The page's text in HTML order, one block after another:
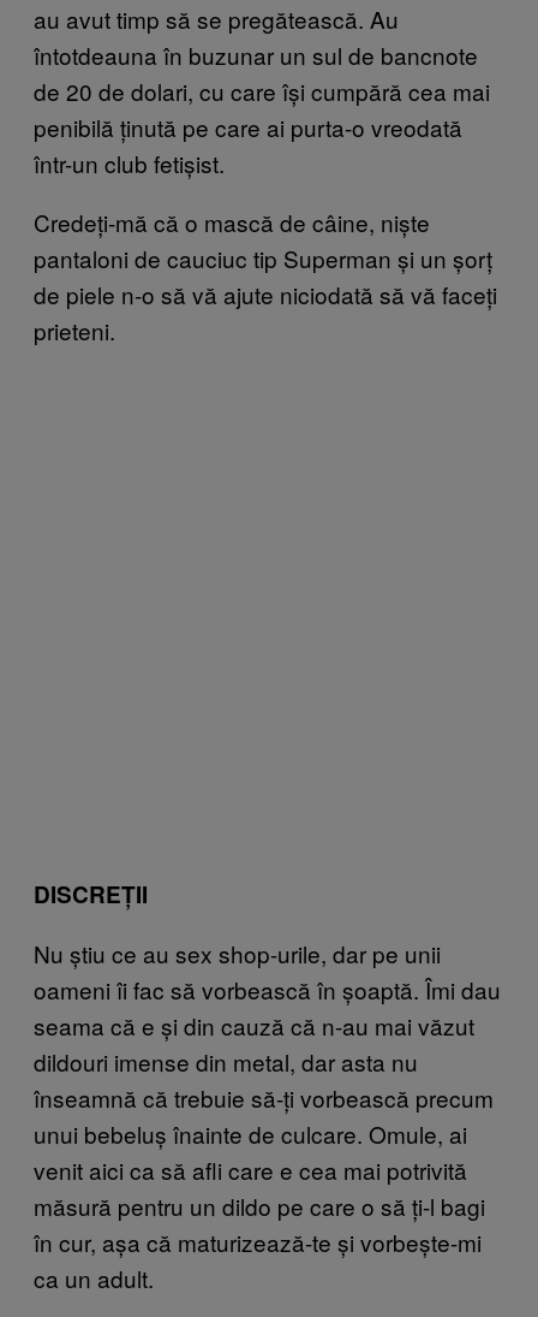
au avut timp să se pregătească. Au
întotdeauna în buzunar un sul de bancnote
de 20 de dolari, cu care își cumpără cea mai
penibilă ținută pe care ai purta-o vreodată
într-un club fetișist.
Credeți-mă că o mască de câine, niște
pantaloni de cauciuc tip Superman și un șorț
de piele n-o să vă ajute niciodată să vă faceți
prieteni.
DISCREȚII
Nu știu ce au sex shop-urile, dar pe unii
oameni îi fac să vorbească în șoaptă. Îmi dau
seama că e și din cauză că n-au mai văzut
dildouri imense din metal, dar asta nu
înseamnă că trebuie să-ți vorbească precum
unui bebeluș înainte de culcare. Omule, ai
venit aici ca să afli care e cea mai potrivită
măsură pentru un dildo pe care o să ți-l bagi
în cur, așa că maturizează-te și vorbește-mi
ca un adult.